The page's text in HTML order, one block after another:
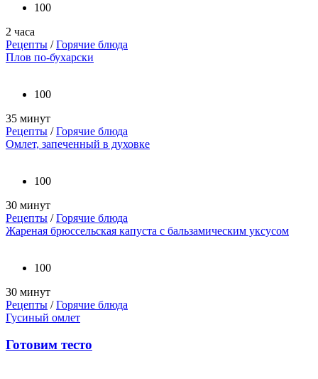
100
2 часа
Рецепты /Горячие блюда
Плов по-бухарски
100
35 минут
Рецепты /Горячие блюда
Омлет, запеченный в духовке
100
30 минут
Рецепты /Горячие блюда
Жареная брюссельская капуста с бальзамическим уксусом
100
30 минут
Рецепты /Горячие блюда
Гусиный омлет
Готовим тесто